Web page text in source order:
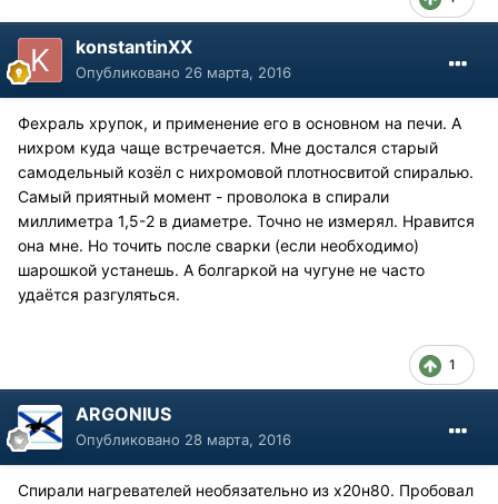
konstantinXX
Опубликовано 26 марта, 2016
Фехраль хрупок, и применение его в основном на печи. А
нихром куда чаще встречается. Мне достался старый
самодельный козёл с нихромовой плотносвитой спиралью.
Самый приятный момент - проволока в спирали
миллиметра 1,5-2 в диаметре. Точно не измерял. Нравится
она мне. Но точить после сварки (если необходимо)
шарошкой устанешь. А болгаркой на чугуне не часто
удаётся разгуляться.
1
ARGONIUS
Опубликовано 28 марта, 2016
Спирали нагревателей необязательно из х20н80. Пробовал